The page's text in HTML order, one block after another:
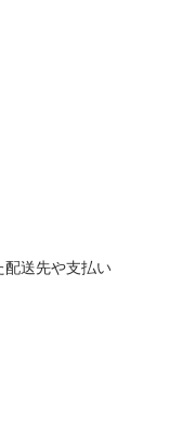
送先や支払い